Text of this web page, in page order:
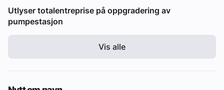
Utlyser totalentreprise på oppgradering av
pumpestasjon
Vis alle